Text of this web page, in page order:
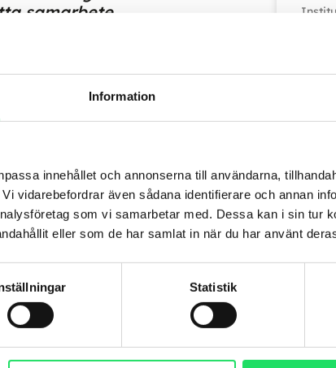
Information
innehållet och annonserna till användarna,
vidarebefordrar även sådana identifierare och annan
som vi samarbetar med. Dessa kan i sin tur
eller som de har samlat in när du har använt
Statistik
samarbete.
flexibla kontorslösningar för
bestående av tusentals
United Spacesi Stockholm,
56 60, mail
A8
för